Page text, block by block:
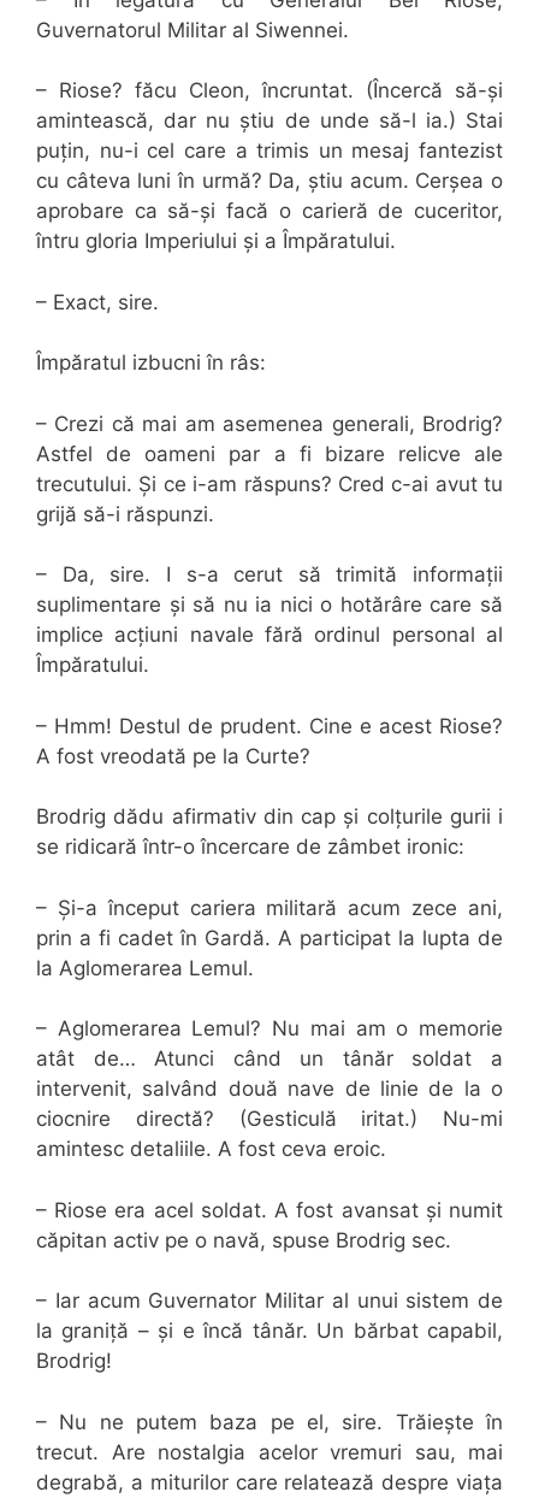
Guvernatorul Militar al Siwennei.
– Riose? făcu Cleon, încruntat. (Încercă să-și
amintească, dar nu știu de unde să-l ia.) Stai
puțin, nu-i cel care a trimis un mesaj fantezist
cu câteva luni în urmă? Da, știu acum. Cerșea o
aprobare ca să-și facă o carieră de cuceritor,
întru gloria Imperiului și a Împăratului.
– Exact, sire.
Împăratul izbucni în râs:
– Crezi că mai am asemenea generali, Brodrig?
Astfel de oameni par a fi bizare relicve ale
trecutului. Și ce i-am răspuns? Cred c-ai avut tu
grijă să-i răspunzi.
– Da, sire. I s-a cerut să trimită informații
suplimentare și să nu ia nici o hotărâre care să
implice acțiuni navale fără ordinul personal al
Împăratului.
– Hmm! Destul de prudent. Cine e acest Riose?
A fost vreodată pe la Curte?
Brodrig dădu afirmativ din cap și colțurile gurii i
se ridicară într-o încercare de zâmbet ironic:
– Și-a început cariera militară acum zece ani,
prin a fi cadet în Gardă. A participat la lupta de
la Aglomerarea Lemul.
– Aglomerarea Lemul? Nu mai am o memorie
atât de… Atunci când un tânăr soldat a
intervenit, salvând două nave de linie de la o
ciocnire directă? (Gesticulă iritat.) Nu-mi
amintesc detaliile. A fost ceva eroic.
– Riose era acel soldat. A fost avansat și numit
căpitan activ pe o navă, spuse Brodrig sec.
– Iar acum Guvernator Militar al unui sistem de
la graniță – și e încă tânăr. Un bărbat capabil,
Brodrig!
– Nu ne putem baza pe el, sire. Trăiește în
trecut. Are nostalgia acelor vremuri sau, mai
degrabă, a miturilor care relatează despre viața